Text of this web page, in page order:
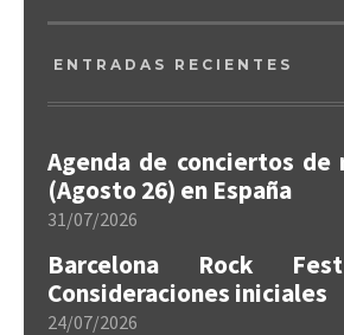
ENTRADAS RECIENTES
Agenda de conciertos
(Agosto 26) en España
31/07/2026
Barcelona Rock
Consideraciones iniciales
24/07/2026